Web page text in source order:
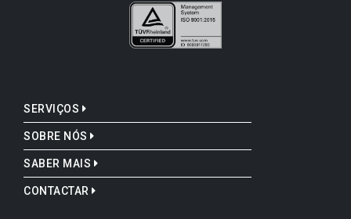
SERVIÇOS
SOBRE NÓS
SABER MAIS
CONTACTAR